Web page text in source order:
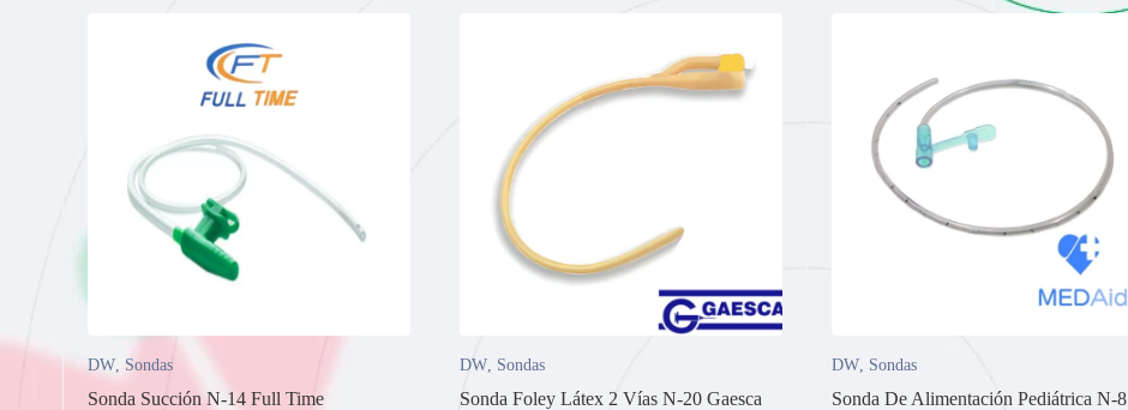
DW, Sondas
Sonda Succión N-14 Full Time
DW, Sondas
Sonda Foley Látex 2 Vías N-20 Gaesca
DW, Sondas
Sonda De Alimentación Pediátrica N-8